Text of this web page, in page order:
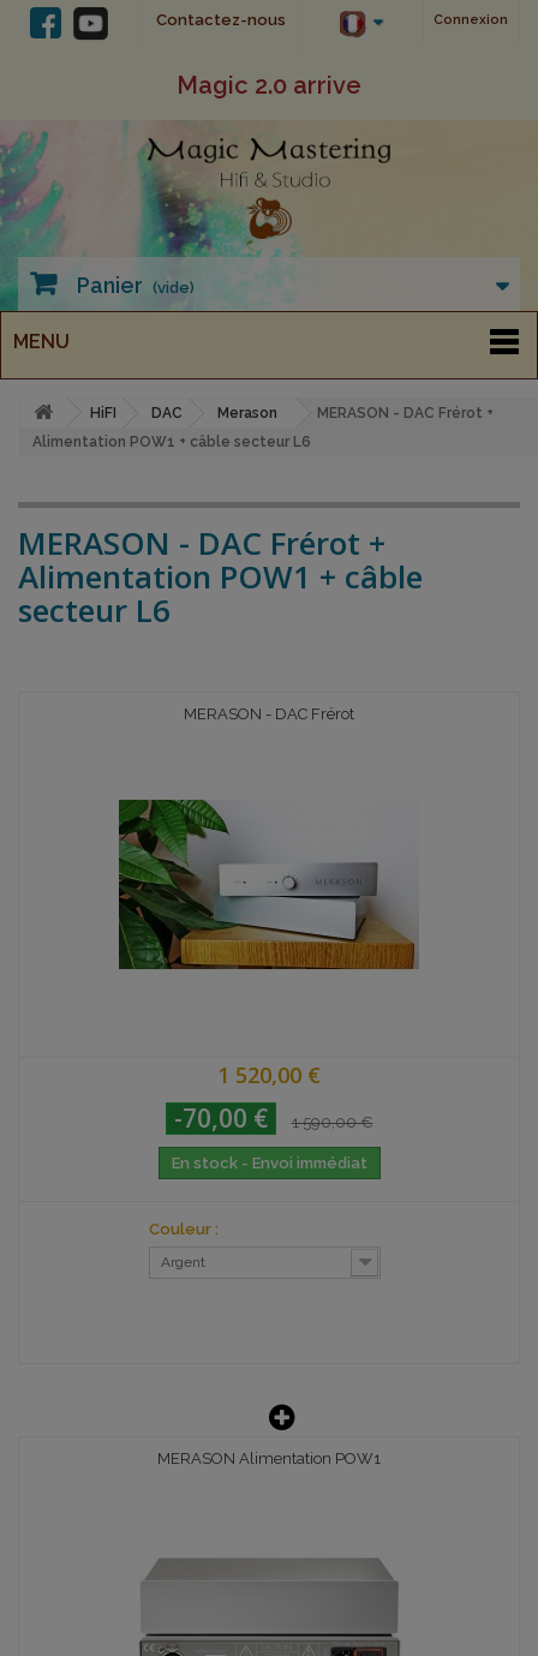
Connexion
Contactez-nous
Magic 2.0 arrive
Panier (vide)
MENU
HiFI DAC Merason
MERASON - DAC Frérot +
Alimentation POW1 + câble secteur L6
MERASON - DAC Frérot +
Alimentation POW1 + câble
secteur L6
MERASON - DAC Frérot
1 520,00 €
-70,00 € 1 590,00 €
En stock - Envoi immédiat
Couleur :
Argent
MERASON Alimentation POW1